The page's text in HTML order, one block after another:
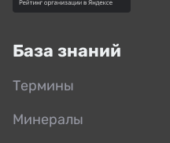
База знаний
Термины
Минералы